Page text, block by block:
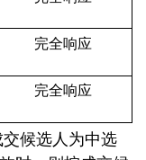
完全响应
完全响应
候选人为中选